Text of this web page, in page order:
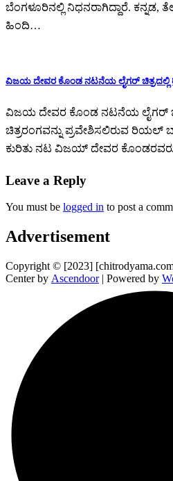
ಬೆಂಗಳೂರಿನಲ್ಲಿ ನಿಧನರಾಗಿದ್ದಾರೆ.
ಹಿಂದಿ…
ವಿಜಯ ದೇವರ ಕೊಂಡ ನಟನೆಯ ಲೈಗರ್ ಚಿತ್ರದಲ್ಲಿ
ವಿಜಯ ದೇವರ ಕೊಂಡ ನಟನೆಯ ಲೈಗರ್
ಚಿತ್ರರಂಗವನ್ನು ಪ್ರವೇಶಿಸಲಿರುವ ರಿಯಲ್
ಕುರಿತು ನಟ ವಿಜಯ್ ದೇವರ
Leave a Reply
You must be logged in to post a
Advertisement
Copyright © [2023]
Center by Ascendoor| Powered by